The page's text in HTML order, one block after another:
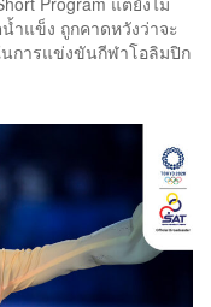
ำแข็ง ถูกคาดหวังว่าจะ
การแข่งขันกีฬาโอลิมปิก